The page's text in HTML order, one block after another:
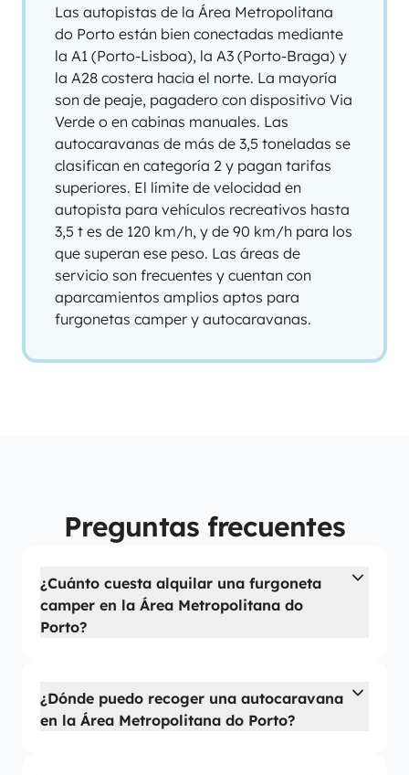
Las autopistas de la Área Metropolitana
do Porto están bien conectadas mediante
la A1 (Porto-Lisboa), la A3 (Porto-Braga) y
la A28 costera hacia el norte. La mayoría
son de peaje, pagadero con dispositivo Via
Verde o en cabinas manuales. Las
autocaravanas de más de 3,5 toneladas se
clasifican en categoría 2 y pagan tarifas
superiores. El límite de velocidad en
autopista para vehículos recreativos hasta
3,5 t es de 120 km/h, y de 90 km/h para los
que superan ese peso. Las áreas de
servicio son frecuentes y cuentan con
aparcamientos amplios aptos para
furgonetas camper y autocaravanas.
Preguntas frecuentes
¿Cuánto cuesta alquilar una furgoneta
camper en la Área Metropolitana do
Porto?
¿Dónde puedo recoger una autocaravana
en la Área Metropolitana do Porto?